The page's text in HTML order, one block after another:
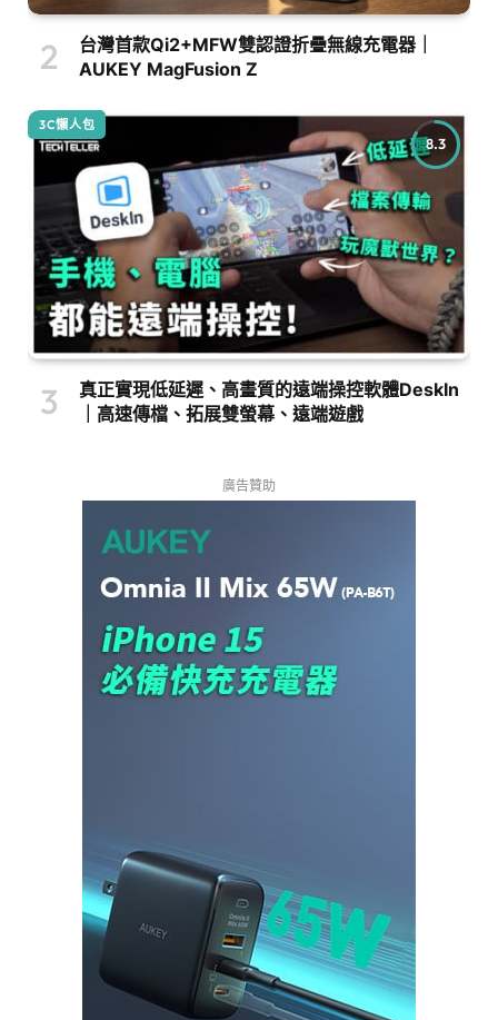
台灣首款Qi2+MFW雙認證折疊無線充電器｜
AUKEY MagFusion Z
8.3
3C懶人包
真正實現低延遲、高畫質的遠端操控軟體DeskIn
｜高速傳檔、拓展雙螢幕、遠端遊戲
廣告贊助